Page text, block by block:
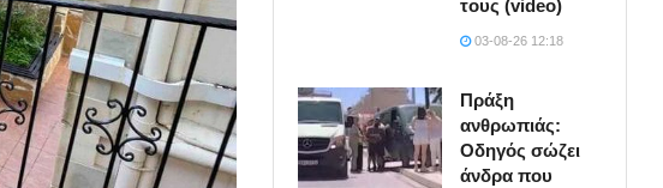
τους (video)
03-08-26 12:18
Πράξη
ανθρωπιάς:
Οδηγός σώζει
άνδρα που